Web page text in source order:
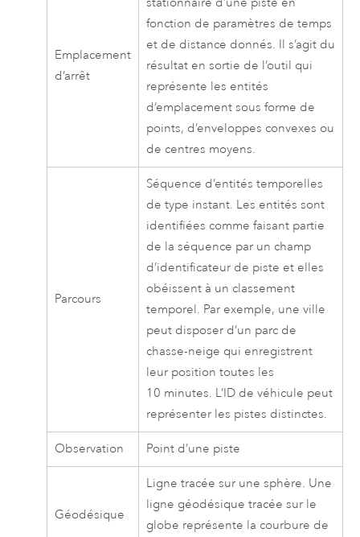
Emplacement
d’arrêt
fonction de paramètres de temps
et de distance donnés. Il s’agit du
résultat en sortie de l’outil qui
représente les entités
d’emplacement sous forme de
points, d’enveloppes convexes ou
de centres moyens.
Parcours
Séquence d’entités temporelles
de type instant. Les entités sont
identifiées comme faisant partie
de la séquence par un champ
d’identificateur de piste et elles
obéissent à un classement
temporel. Par exemple, une ville
peut disposer d’un parc de
chasse-neige qui enregistrent
leur position toutes les
10 minutes. L’ID de véhicule peut
représenter les pistes distinctes.
Observation Point d’une piste
Géodésique
Ligne tracée sur une sphère. Une
ligne géodésique tracée sur le
globe représente la courbure de